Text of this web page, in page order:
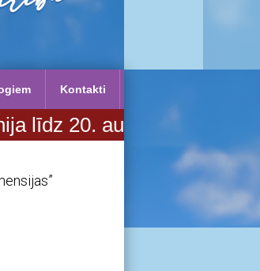
Kontakti
augustam. Vairāk